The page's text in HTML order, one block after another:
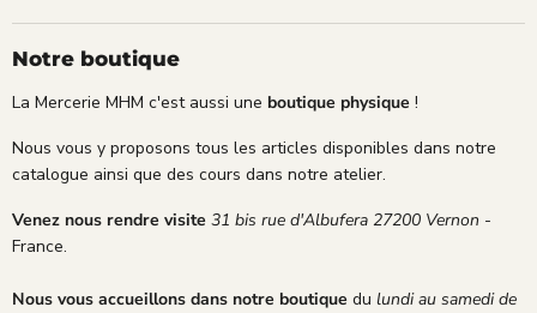
Notre boutique
La Mercerie MHM c'est aussi une boutique physique !
Nous vous y proposons tous les articles disponibles dans notre
catalogue ainsi que des cours dans notre atelier.
Venez nous rendre visite 31 bis rue d'Albufera 27200 Vernon -
France.
Nous vous accueillons dans notre boutique du lundi au samedi de